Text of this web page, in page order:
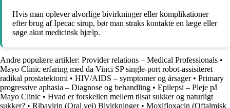
Hvis man oplever alvorlige bivirkninger eller komplikationer
efter brug af Ipecac sirup, bør man straks kontakte en læge eller
søge akut medicinsk hjælp.
Andre populære artikler: Provider relations – Medical Professionals •
Mayo Clinic erfaring med da Vinci SP single-port robot-assisiteret
radikal prostatektomi • HIV/AIDS – symptomer og årsager• Primary
progressive aphasia – Diagnose og behandling • Epilepsi – Pleje på
Mayo Clinic • Hvad er forskellen mellem tilsat sukker og naturligt
sukker? • Ribavirin (Oral vej) Bivirkninger • Moxifloxacin (Oftalmisk